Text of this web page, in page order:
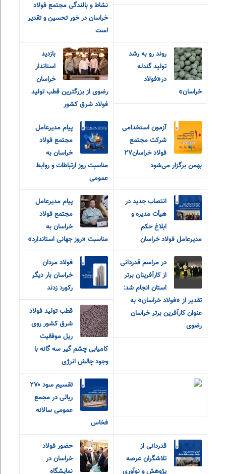
نشاط و بالندگی مجتمع فولاد
خراسان در خور تحسین و تقدیر
است
روند رو به رشد
تولید گندله
در«فولاد
خراسان»
بازدید
استاندار
خراسان
رضوی از بزرگترین قطب تولید
فولاد شرق کشور
آزمون استخدامی
شرکت مجتمع
فولاد خراسان۲۷
بهمن برگزار می‌شود
پیام مدیرعامل
مجتمع فولاد
خراسان به
مناسبت روز ارتباطات و روابط
عمومی
انتصاب جدید در
هیأت مدیره و
ابلاغ حکم
مدیرعامل فولاد خراسان
پیام مدیرعامل
مجتمع فولاد
خراسان به
مناسبت «روز جهانی استاندارد»
در مراسم قدردانی
از کارآفرینان برتر
استان انجام شد:
تقدیر از «فولاد خراسان» به
عنوان کارآفرین برتر خراسان
رضوی
فولاد مردان
خراسان بار دیگر
رکورد زدند
قطب تولید فولاد
شرق کشور روی
ریل موفقیت
کامیابی چشم گیر سه گانه با
وجود چالش انرژی
تقسیم سود ۲۷۰
ریالی در مجمع
عمومی سالانه
فخاس
قدردانی از
تلاشگران عرصه
پژوهش و نوآوری
حضور فولاد
خراسان در
نمایشگاه